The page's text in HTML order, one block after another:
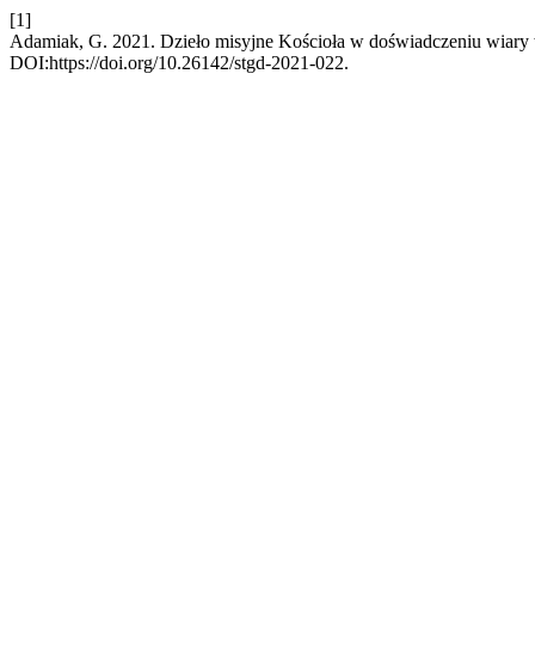
[1]
Adamiak, G. 2021. Dzieło misyjne Kościoła w doświadczeniu wiary
DOI:https://doi.org/10.26142/stgd-2021-022.